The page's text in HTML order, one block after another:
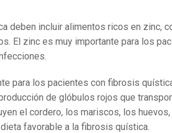
deben incluir alimentos ricos en zinc,
El zinc es muy importante para los
para los pacientes con fibrosis
de glóbulos rojos que
el cordero, los mariscos, los
favorable a la fibrosis quística.